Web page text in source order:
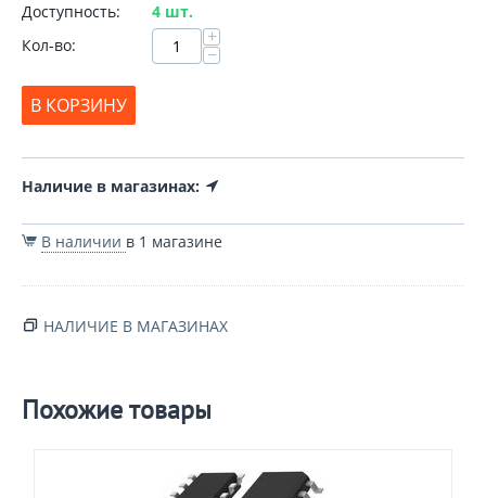
Доступность:
4 шт.
Кол-во:
+
−
В КОРЗИНУ
Наличие в магазинах:
В наличии в 1 магазине
НАЛИЧИЕ В МАГАЗИНАХ
Похожие товары